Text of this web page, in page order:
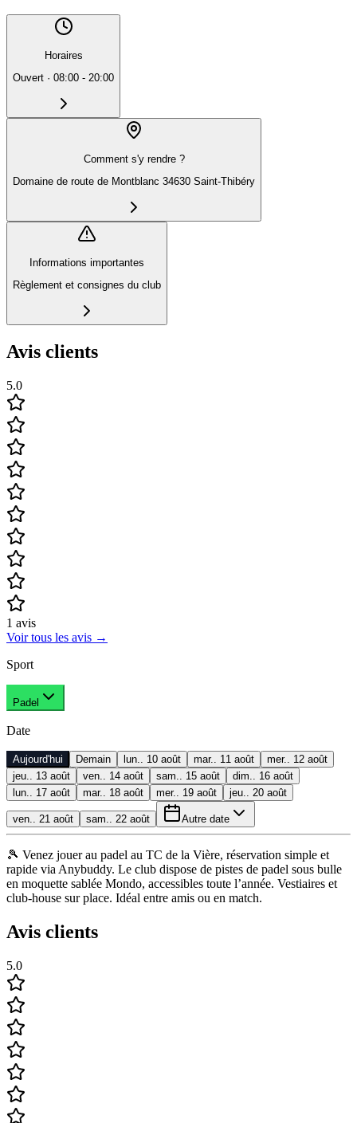
Horaires
Ouvert · 08:00 - 20:00
Comment s'y rendre ?
Domaine de route de Montblanc 34630 Saint-Thibéry
Informations importantes
Règlement et consignes du club
Avis clients
5.0
1 avis
Voir tous les avis →
Sport
Padel
Date
Aujourd'hui Demain lun.. 10 août mar.. 11 août
mer.. 12 août
jeu.. 13 août
ven.. 14 août sam.. 15 août
dim.. 16 août
lun.. 17 août
mar.. 18 août mer.. 19 août jeu.. 20 août
ven.. 21 août sam.. 22 août Autre date
🎾 Venez jouer au padel au TC de la Vière, réservation simple et
rapide via Anybuddy. Le club dispose de pistes de padel sous bulle
en moquette sablée Mondo, accessibles toute l’année. Vestiaires et
club-house sur place. Idéal entre amis ou en match.
Avis clients
5.0